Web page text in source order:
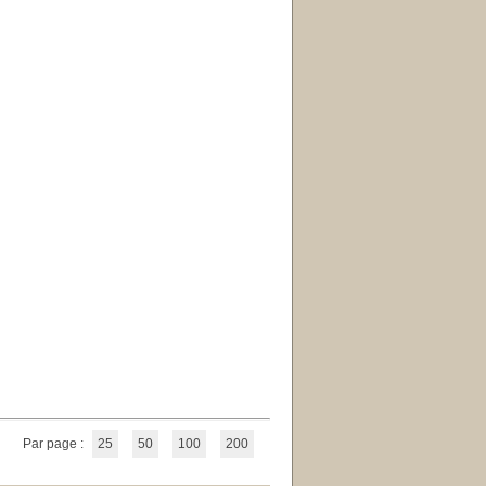
Par page : 25 50 100 200